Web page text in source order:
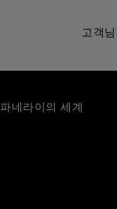
고객
파네라이의 세계